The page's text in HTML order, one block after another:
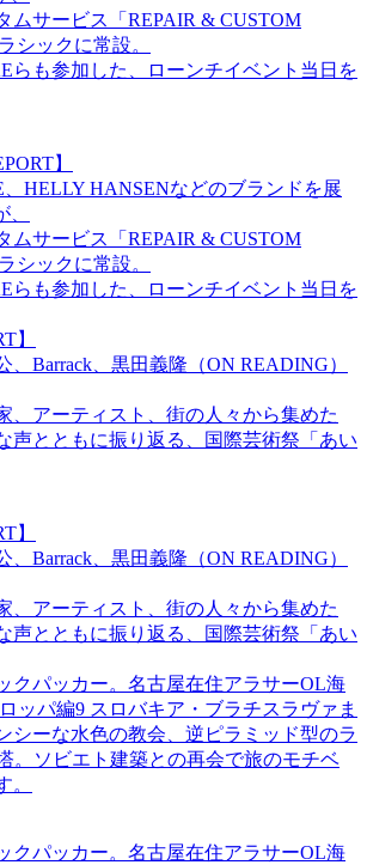
ムサービス「REPAIR & CUSTOM
シックに常設。
らも参加した、ローンチイベント当日を
】
、HELLY HANSENなどのブランドを展
ムサービス「REPAIR & CUSTOM
シックに常設。
らも参加した、ローンチイベント当日を
】
、Barrack、黒田義隆（ON READING）
、アーティスト、街の人々から集めた
声とともに振り返る、国際芸術祭「あい
】
、Barrack、黒田義隆（ON READING）
、アーティスト、街の人々から集めた
声とともに振り返る、国際芸術祭「あい
クパッカー。名古屋在住アラサーOL海
ッパ編9 スロバキア・ブラチスラヴァま
シーな水色の教会、逆ピラミッド型のラ
。ソビエト建築との再会で旅のモチベ
。
クパッカー。名古屋在住アラサーOL海